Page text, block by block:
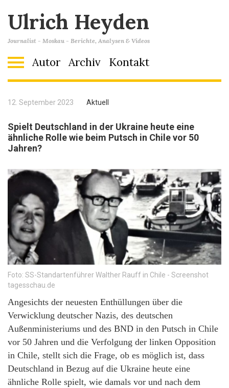
Ulrich Heyden
Journalist - Moskau - Berichte, Analysen & Videos
Autor Archiv Kontakt
12. September 2023 Aktuell
Spielt Deutschland in der Ukraine heute eine
ähnliche Rolle wie beim Putsch in Chile vor 50
Jahren?
Foto: SS-Standartenführer Walther Rauff in Chile - Screenshot
tagesschau.de
Angesichts der neuesten Enthüllungen über die
Verwicklung deutscher Nazis, des deutschen
Außenministeriums und des BND in den Putsch in Chile
vor 50 Jahren und die Verfolgung der linken Opposition
in Chile, stellt sich die Frage, ob es möglich ist, dass
Deutschland in Bezug auf die Ukraine heute eine
ähnliche Rolle spielt, wie damals vor und nach dem